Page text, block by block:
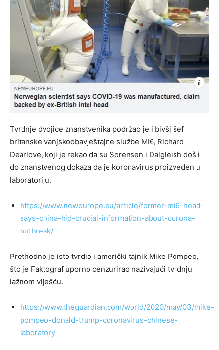
Tvrdnje dvojice znanstvenika podržao je i bivši šef
britanske vanjskoobavještajne službe MI6, Richard
Dearlove, koji je rekao da su Sorensen i Dalgleish došli
do znanstvenog dokaza da je koronavirus proizveden u
laboratoriju.
https://www.neweurope.eu/article/former-mi6-head-
says-china-hid-crucial-information-about-corona-
outbreak/
Prethodno je isto tvrdio i američki tajnik Mike Pompeo,
što je Faktograf uporno cenzurirao nazivajući tvrdnju
lažnom viješću.
https://www.theguardian.com/world/2020/may/03/mike-
pompeo-donald-trump-coronavirus-chinese-
laboratory